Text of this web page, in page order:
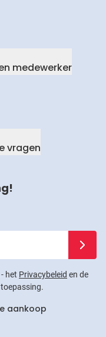
medewerker
vragen
het Privacybeleid en de
aankoop